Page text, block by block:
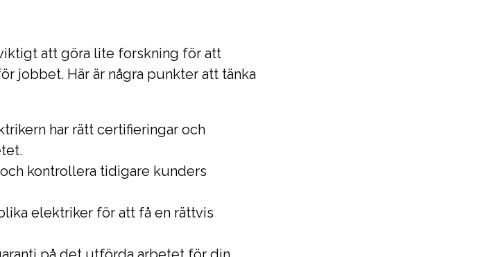
att göra lite forskning för att
jobbet. Här är några punkter att tänka
har rätt certifieringar och
kontrollera tidigare kunders
elektriker för att få en rättvis